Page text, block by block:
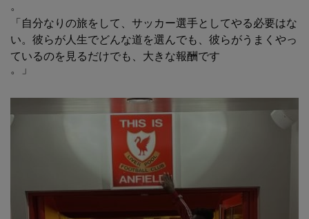
。
「自分なりの旅をして、サッカー選手としてやる必要はな
い。彼らが人生でどんな道を選んでも、彼らがうまくやっ
ているのを見るだけでも、大きな報酬です
。」